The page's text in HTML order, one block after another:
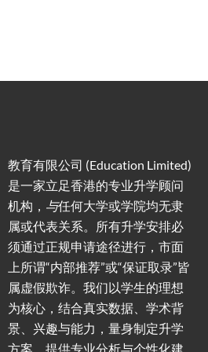
教育有限公司 (Education Limited)
是一家立足香港的专业升学顾问
机构， 与任何大学或学院均无隶
属或代表关系。所有升学安排必
须通过正规申请途径进行，市面
上所谓“内部推荐”或“保证取录”皆
属虚假欺诈。我们以学生的理想
为核心，结合真实数据、学术背
景、兴趣与能力，量身制定升学
方案，提供专业分析与个性化建